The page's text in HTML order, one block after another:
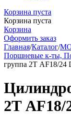
Корзина пуста
Корзина пуста
Корзина
Оформить заказ
Главная/Каталог/
Поршневые к-ты,
группа 2Т AF18/24
2Т AF18/